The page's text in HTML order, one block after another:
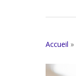
Accueil »